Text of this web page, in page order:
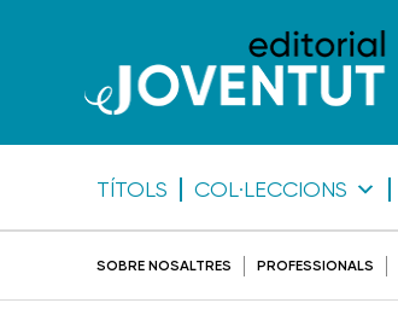
TÍTOLS COL·LECCIONS
SOBRE NOSALTRES PROFESSIONALS